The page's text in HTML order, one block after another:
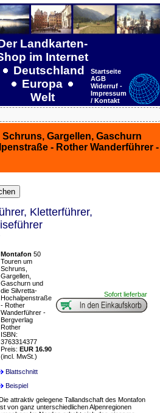
Landkarten-
im Internet
Deutschland
Europa
Welt
Startseite
AGB
Widerruf -
Impressum
/ Kontakt
Gargellen, Gaschurn
- Rother Wanderführer -
Kletterführer,
Montafon 50
Touren um
Schruns,
Gargellen,
Gaschurn und
die Silvretta-
Hochalpenstraße
- Rother
Wanderführer -
Bergverlag
Rother
ISBN:
3763314377
Preis: EUR 16.90
(incl. MwSt.)
Sofort lieferbar
Blattschnitt
Beispiel
attraktiv gelegene Tallandschaft des Montafon
von ganz unterschiedlichen Alpenregionen